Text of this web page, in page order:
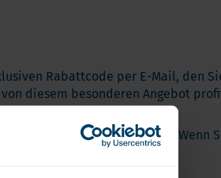
Biohacking
NeuroVitality &
Frauen Gesundheit
Rabattcode per E-Mail, den
diesem besonderen Angebot
die wir zu bieten haben. Wenn